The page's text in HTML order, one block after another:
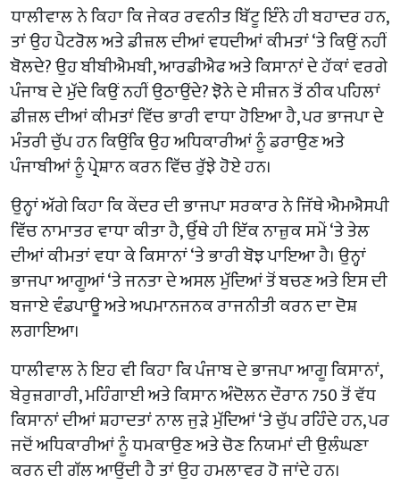
ਧਾਲੀਵਾਲ ਨੇ ਕਿਹਾ ਕਿ ਜੇਕਰ ਰਵਨੀਤ ਬਿੱਟੂ ਇੰਨੇ ਹੀ ਬਹਾਦਰ ਹਨ,
ਤਾਂ ਉਹ ਪੈਟਰੋਲ ਅਤੇ ਡੀਜ਼ਲ ਦੀਆਂ ਵਧਦੀਆਂ ਕੀਮਤਾਂ ‘ਤੇ ਕਿਉਂ ਨਹੀਂ
ਬੋਲਦੇ? ਉਹ ਬੀਬੀਐਮਬੀ, ਆਰਡੀਐਫ ਅਤੇ ਕਿਸਾਨਾਂ ਦੇ ਹੱਕਾਂ ਵਰਗੇ
ਪੰਜਾਬ ਦੇ ਮੁੱਦੇ ਕਿਉਂ ਨਹੀਂ ਉਠਾਉਂਦੇ? ਝੋਨੇ ਦੇ ਸੀਜ਼ਨ ਤੋਂ ਠੀਕ ਪਹਿਲਾਂ
ਡੀਜ਼ਲ ਦੀਆਂ ਕੀਮਤਾਂ ਵਿੱਚ ਭਾਰੀ ਵਾਧਾ ਹੋਇਆ ਹੈ, ਪਰ ਭਾਜਪਾ ਦੇ
ਮੰਤਰੀ ਚੁੱਪ ਹਨ ਕਿਉਂਕਿ ਉਹ ਅਧਿਕਾਰੀਆਂ ਨੂੰ ਡਰਾਉਣ ਅਤੇ
ਪੰਜਾਬੀਆਂ ਨੂੰ ਪ੍ਰੇਸ਼ਾਨ ਕਰਨ ਵਿੱਚ ਰੁੱਝੇ ਹੋਏ ਹਨ।
ਉਨ੍ਹਾਂ ਅੱਗੇ ਕਿਹਾ ਕਿ ਕੇਂਦਰ ਦੀ ਭਾਜਪਾ ਸਰਕਾਰ ਨੇ ਜਿੱਥੇ ਐਮਐਸਪੀ
ਵਿੱਚ ਨਾਮਾਤਰ ਵਾਧਾ ਕੀਤਾ ਹੈ, ਉੱਥੇ ਹੀ ਇੱਕ ਨਾਜ਼ੁਕ ਸਮੇਂ ‘ਤੇ ਤੇਲ
ਦੀਆਂ ਕੀਮਤਾਂ ਵਧਾ ਕੇ ਕਿਸਾਨਾਂ ‘ਤੇ ਭਾਰੀ ਬੋਝ ਪਾਇਆ ਹੈ। ਉਨ੍ਹਾਂ
ਭਾਜਪਾ ਆਗੂਆਂ ‘ਤੇ ਜਨਤਾ ਦੇ ਅਸਲ ਮੁੱਦਿਆਂ ਤੋਂ ਬਚਣ ਅਤੇ ਇਸ ਦੀ
ਬਜਾਏ ਵੰਡਪਾਊ ਅਤੇ ਅਪਮਾਨਜਨਕ ਰਾਜਨੀਤੀ ਕਰਨ ਦਾ ਦੋਸ਼
ਲਗਾਇਆ।
ਧਾਲੀਵਾਲ ਨੇ ਇਹ ਵੀ ਕਿਹਾ ਕਿ ਪੰਜਾਬ ਦੇ ਭਾਜਪਾ ਆਗੂ ਕਿਸਾਨਾਂ,
ਬੇਰੁਜ਼ਗਾਰੀ, ਮਹਿੰਗਾਈ ਅਤੇ ਕਿਸਾਨ ਅੰਦੋਲਨ ਦੌਰਾਨ 750 ਤੋਂ ਵੱਧ
ਕਿਸਾਨਾਂ ਦੀਆਂ ਸ਼ਹਾਦਤਾਂ ਨਾਲ ਜੁੜੇ ਮੁੱਦਿਆਂ ‘ਤੇ ਚੁੱਪ ਰਹਿੰਦੇ ਹਨ, ਪਰ
ਜਦੋਂ ਅਧਿਕਾਰੀਆਂ ਨੂੰ ਧਮਕਾਉਣ ਅਤੇ ਚੋਣ ਨਿਯਮਾਂ ਦੀ ਉਲੰਘਣਾ
ਕਰਨ ਦੀ ਗੱਲ ਆਉਂਦੀ ਹੈ ਤਾਂ ਉਹ ਹਮਲਾਵਰ ਹੋ ਜਾਂਦੇ ਹਨ।